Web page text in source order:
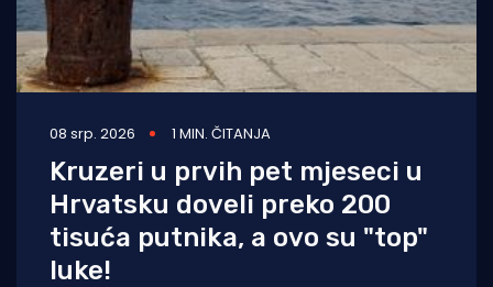
08 srp. 2026 1 MIN. ČITANJA
Kruzeri u prvih pet mjeseci u
Hrvatsku doveli preko 200
tisuća putnika, a ovo su "top"
luke!